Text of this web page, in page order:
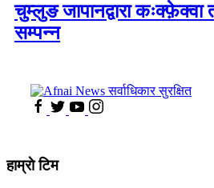
चुम्लुङ जापानद्वारा
सम्पन्न
हाम्राे टिम